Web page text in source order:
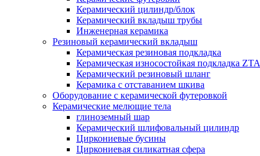
Керамический цилиндр/блок
Керамический вкладыш трубы
Инженерная керамика
Резиновый керамический вкладыш
Керамическая резиновая подкладка
Керамическая износостойкая подкладка ZTA
Керамический резиновый шланг
Керамика с отставанием шкива
Оборудование с керамической футеровкой
Керамические мелющие тела
глиноземный шар
Керамический шлифовальный цилиндр
Циркониевые бусины
Циркониевая силикатная сфера